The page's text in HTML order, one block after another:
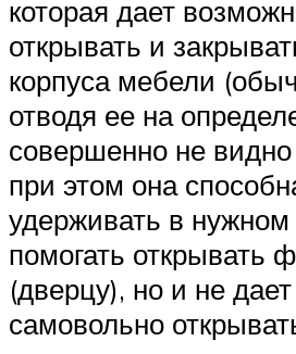
которая дает
открывать и
корпуса мебели
отводя ее на
совершенно не
при этом она
удерживать в
помогать открывать
(дверцу), но и не
самовольно